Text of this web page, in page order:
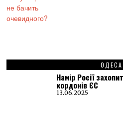
ОДЕСА
Намір Росії
кордонів ЄС
13.06.2025